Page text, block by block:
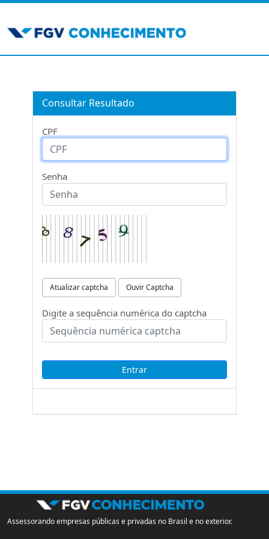
Consultar Resultado
CPF
Senha
Atualizar captcha Ouvir Captcha
Digite a sequência numérica do captcha
Assessorando empresas públicas e privadas no Brasil e no exterior.